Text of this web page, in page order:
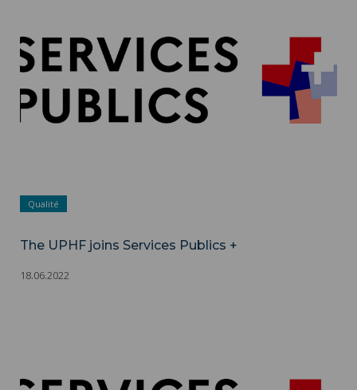
Qualité
The UPHF joins Services Publics +
18.06.2022